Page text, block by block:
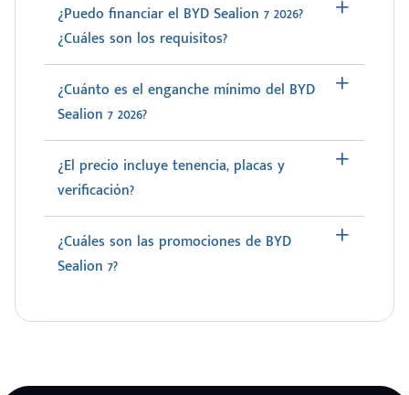
¿Puedo financiar el BYD Sealion 7 2026?
¿Cuáles son los requisitos?
¿Cuánto es el enganche mínimo del BYD
Sealion 7 2026?
¿El precio incluye tenencia, placas y
verificación?
¿Cuáles son las promociones de BYD
Sealion 7?